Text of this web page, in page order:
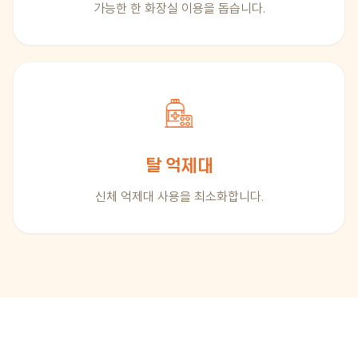
가능한 한 화장실 이용을 돕습니다.
탈 억제대
신체 억제대 사용을 최소화합니다.